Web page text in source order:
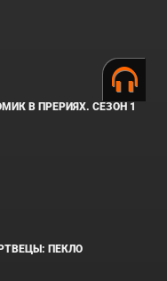
В ПРЕРИЯХ. СЕЗОН 1
ПЕКЛО